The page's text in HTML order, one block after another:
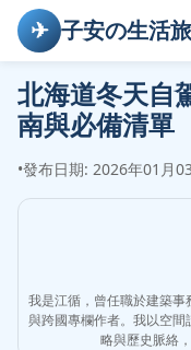
✈ 子安の生活
北海道冬天自
南與必備清單
•發布日期: 2026年01月
我是江循，曾任職於建築
與跨國專欄作者。我以空
略與歷史脈絡